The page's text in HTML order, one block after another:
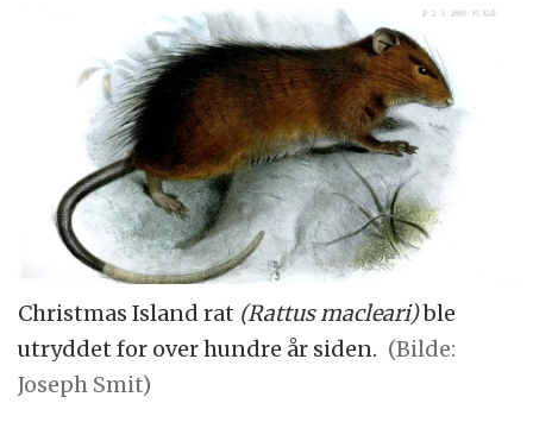
Christmas Island rat (Rattus macleari)ble
utryddet for over hundre år siden. (Bilde:
Joseph Smit)